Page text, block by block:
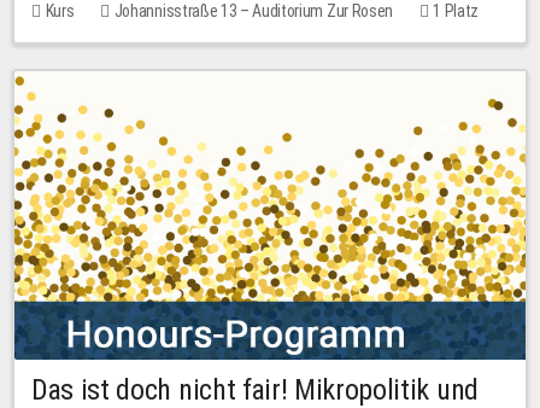
Kurs Johannisstraße 13 – Auditorium Zur Rosen
1 Platz
30,00 EUR
Das ist doch nicht fair! Mikropolitik und